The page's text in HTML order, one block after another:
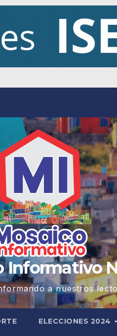
Informativo
a nuestros
ELECCIONES 2024